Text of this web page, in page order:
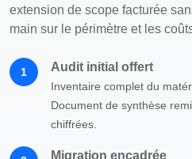
extension de scope facturée
main sur le périmètre et les
1 Audit initial offert
Inventaire complet du
Document de synthèse
chiffrées.
Migration encadrée